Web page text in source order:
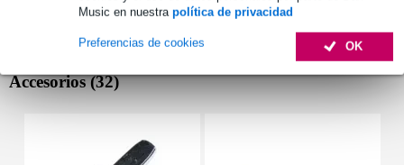
Music en nuestra política de privacidad
OK
Preferencias de cookies
Accesorios (32)